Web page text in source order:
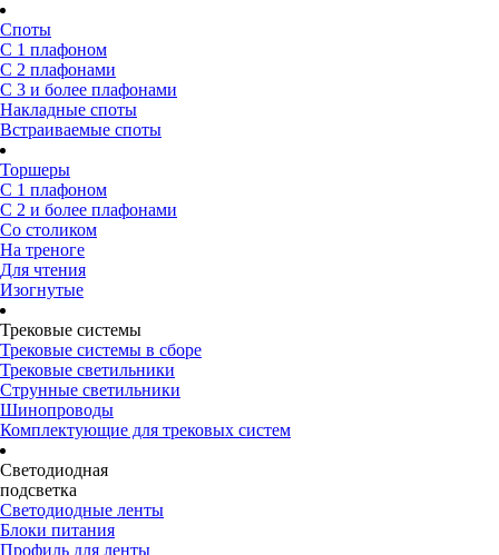
Споты
С 1 плафоном
С 2 плафонами
С 3 и более плафонами
Накладные споты
Встраиваемые споты
Торшеры
С 1 плафоном
С 2 и более плафонами
Со столиком
На треноге
Для чтения
Изогнутые
Трековые системы
Трековые системы в сборе
Трековые светильники
Струнные светильники
Шинопроводы
Комплектующие для трековых систем
Светодиодная
подсветка
Светодиодные ленты
Блоки питания
Профиль для ленты